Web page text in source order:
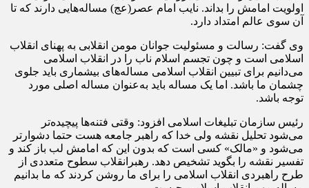
اولویت امامش را بداند. نایب امام عصر(عج) مساله‌هایی دارند که تا
آن سوی عالم امتداد دارد.
وی گفت: رسالت و مسئولیت جوانان مومن انقلابی به پهنای انقلاب
اسلامی است و چون تجسم اسلام ناب را در انقلاب اسلامی
می‌دانیم برای تبیین انقلاب اسلامی مساله‌های بیشماری باید جلوی
چشمان ما باشد. اما یک مساله باید به‌عنوان مساله اصلی مورد
توجه باشد.
رئیس سازمان تبلیغات اسلامی افزود: وقتی فتنه‌ها پیچیده‌تر
می‌شود تحلیل نقشه ولی خدا که راهبر جامعه هست حتما دشوارتر
می‌شود و «مالک» کسی است که بدون این که امامش لب باز کند و
تفسیر نقشه را بگوید تشخیص دهد. رهبرانقلاب سطوح متعددی از
طرح راهبردی انقلاب اسلامی را برای ما روشن کردند که ما بدانیم